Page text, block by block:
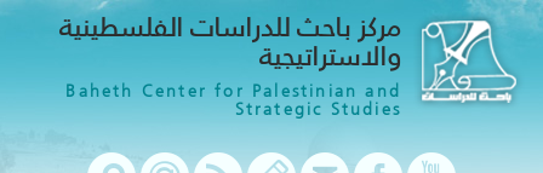
مركز باحث للدراسات الفلسطينية
والاستراتيجية
Baheth Center for Palestinian and
Strategic Studies